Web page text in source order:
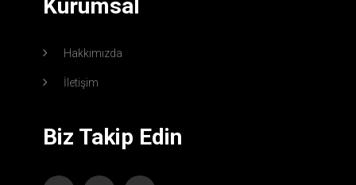
Kurumsal
Hakkımızda
İletişim
Biz Takip Edin